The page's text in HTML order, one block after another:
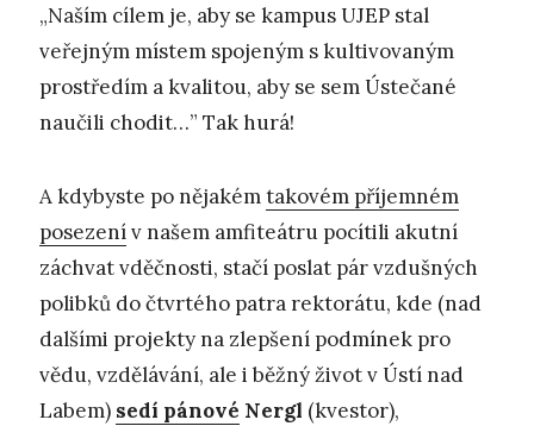
„Naším cílem je, aby se kampus UJEP stal
veřejným místem spojeným s kultivovaným
prostředím a kvalitou, aby se sem Ústečané
naučili chodit…” Tak hurá!
A kdybyste po nějakémtakovém příjemném
posezenív našem amfiteátru pocítili akutní
záchvat vděčnosti, stačí poslat pár vzdušných
polibků do čtvrtého patra rektorátu, kde (nad
dalšími projekty na zlepšení podmínek pro
vědu, vzdělávání, ale i běžný život v Ústí nad
Labem) sedí pánové Nergl (kvestor),